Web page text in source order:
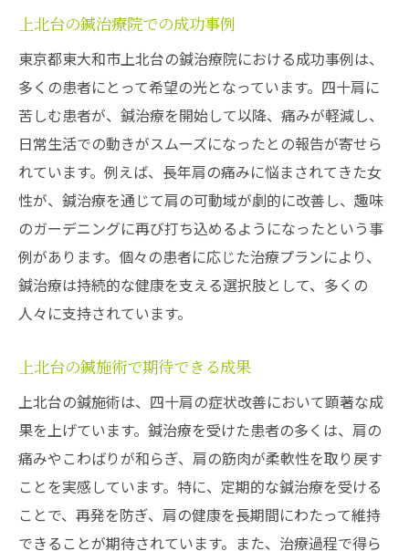
上北台の鍼治療院での成功事例
東京都東大和市上北台の鍼治療院における成功事例は、
多くの患者にとって希望の光となっています。四十肩に
苦しむ患者が、鍼治療を開始して以降、痛みが軽減し、
日常生活での動きがスムーズになったとの報告が寄せら
れています。例えば、長年肩の痛みに悩まされてきた女
性が、鍼治療を通じて肩の可動域が劇的に改善し、趣味
のガーデニングに再び打ち込めるようになったという事
例があります。個々の患者に応じた治療プランにより、
鍼治療は持続的な健康を支える選択肢として、多くの
人々に支持されています。
上北台の鍼施術で期待できる成果
上北台の鍼施術は、四十肩の症状改善において顕著な成
果を上げています。鍼治療を受けた患者の多くは、肩の
痛みやこわばりが和らぎ、肩の筋肉が柔軟性を取り戻す
ことを実感しています。特に、定期的な鍼治療を受ける
ことで、再発を防ぎ、肩の健康を長期間にわたって維持
できることが期待されています。また、治療過程で得ら